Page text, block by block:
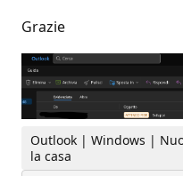
Grazie
Outlook | Windows |
la casa